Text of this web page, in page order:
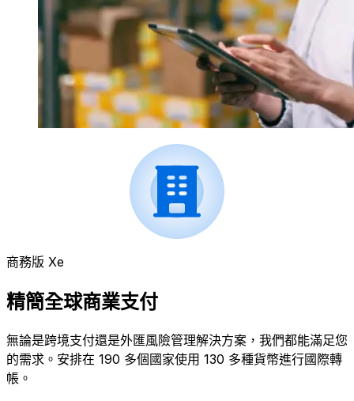
商務版 Xe
精簡全球商業支付
無論是跨境支付還是外匯風險管理解決方案，我們都能滿足您
的需求。安排在 190 多個國家使用 130 多種貨幣進行國際轉
帳。